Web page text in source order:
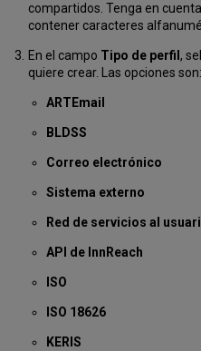
compartidos. Tenga en
contener caracteres
En el campo Tipo de perfil ,
quiere crear. Las opciones son:
ARTEmail
BLDSS
Correo electrónico
Sistema externo
Red de servicios al
API de InnReach
ISO
ISO 18626
KERIS